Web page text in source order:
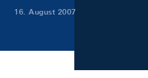
16. August 2007